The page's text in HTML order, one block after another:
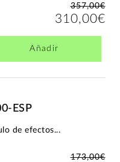
357,00€
310,00€
Añadir
ESP
de efectos...
173,00€